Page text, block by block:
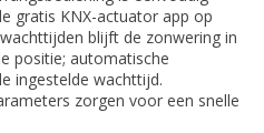
gratis KNX-actuator app op
blijft de zonwering in
positie; automatische
ingestelde wachttijd.
zorgen voor een snelle